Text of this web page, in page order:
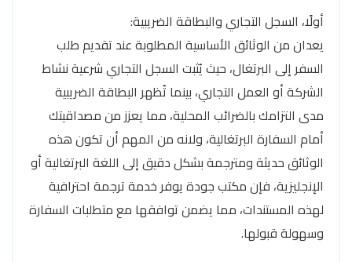
أولًا، السجل التجاري والبطاقة الضريبية:
يعدان من الوثائق الأساسية المطلوبة عند تقديم طلب
السفر إلى البرتغال، حيث يُثبت السجل التجاري شرعية نشاط
الشركة أو العمل التجاري، بينما تُظهر البطاقة الضريبية
مدى التزامك بالضرائب المحلية، مما يعزز من مصداقيتك
أمام السفارة البرتغالية، ولانه من المهم أن تكون هذه
الوثائق حديثة ومترجمة بشكل دقيق إلى اللغة البرتغالية أو
الإنجليزية، فإن مكتب جودة يوفر خدمة ترجمة احترافية
لهذه المستندات، مما يضمن توافقها مع متطلبات السفارة
وسهولة قبولها.